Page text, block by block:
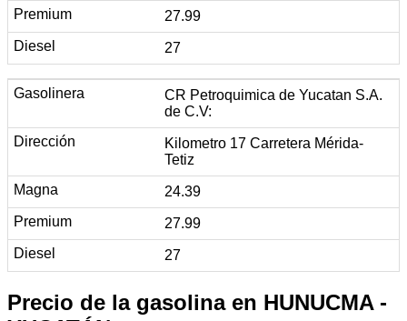
27.99
27
CR Petroquimica de Yucatan S.A.
de C.V:
Kilometro 17 Carretera Mérida-
Tetiz
24.39
27.99
27
Precio de la gasolina en HUNUCMA -